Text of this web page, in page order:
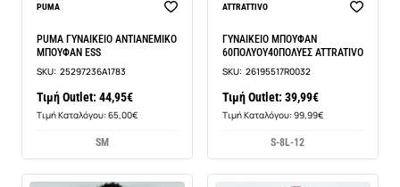
BEST SELLER
PUMA
PUMA ΓΥΝΑΙΚΕΙΟ ΑΝΤΙΑΝΕΜΙΚΟ
ΜΠΟΥΦΑΝ ESS
SKU: 25297236A1783
Τιμή Outlet: 44,95€
Τιμή Καταλόγου: 65,00€
SM
ATTRATTIVO
ΓΥΝΑΙΚΕΙΟ ΜΠΟΥΦΑΝ
60ΠΟΛΥΟΥ40ΠΟΛΥΕΣ ATTRATIVO
SKU: 26195517R0032
Τιμή Outlet: 39,99€
Τιμή Καταλόγου: 99,99€
S-8L-12